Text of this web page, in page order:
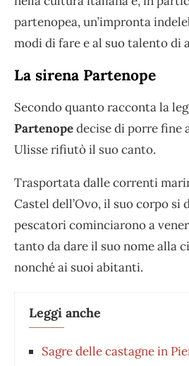
partenopea, un’impronta
modi di fare e al suo talento di
La sirena Partenope
Secondo quanto racconta la
Partenopedecise di porre fine
Ulisse rifiutò il suo canto.
Trasportata dalle correnti
Castel dell’Ovo, il suo corpo si
pescatori cominciarono a
tanto da dare il suo nome alla
nonché ai suoi abitanti.
Leggi anche
Sagre delle castagne in